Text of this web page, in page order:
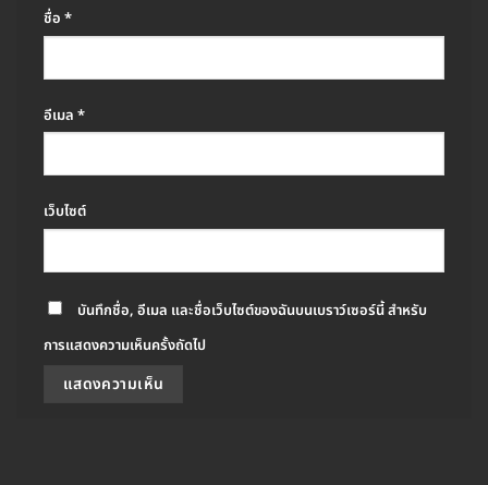
ชื่อ *
อีเมล *
เว็บไซต์
บันทึกชื่อ, อีเมล และชื่อเว็บไซต์ของฉันบนเบราว์เซอร์นี้ สำหรับ
การแสดงความเห็นครั้งถัดไป